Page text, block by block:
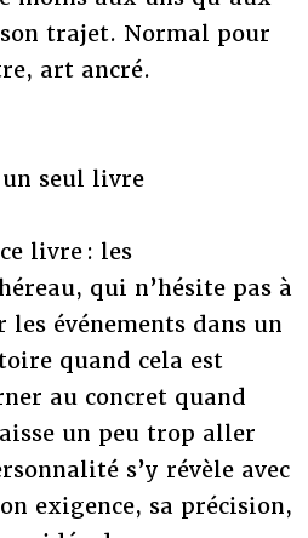
trajet. Normal pour
art ancré.
seul livre
livre : les
qui n’hésite pas à
événements dans un
quand cela est
au concret quand
un peu trop aller
s’y révèle avec
exigence, sa précision,